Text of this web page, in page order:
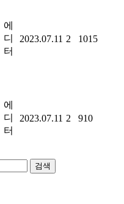
에
디
터
2023.07.11 2 1015
에
디
터
2023.07.11 2 910
검색